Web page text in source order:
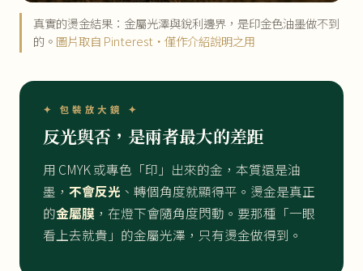
真實的燙金結果：金屬光澤與銳利邊界，是印金色油墨做不到
的。 圖片取自 Pinterest・僅作介紹說明之用
✦ 包裝放大鏡 ✦
反光與否，是兩者最大的差距
用 CMYK 或專色「印」出來的金，本質還是油
墨， 不會反光 、轉個角度就顯得平。燙金是真正
的金屬膜 ，在燈下會隨角度閃動。要那種「一眼
看上去就貴」的金屬光澤，只有燙金做得到。